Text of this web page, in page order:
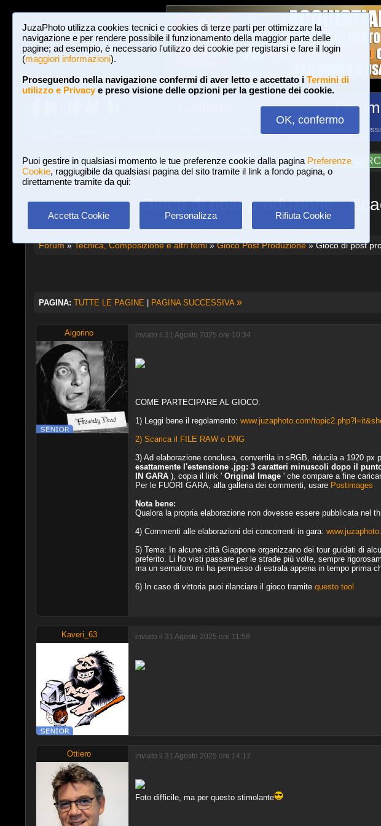
JuzaPhoto utilizza cookies tecnici e cookies di terze parti per ottimizzare la
navigazione e per rendere possibile il funzionamento della maggior parte delle
pagine; ad esempio, è necessario l'utilizzo dei cookie per registarsi e fare il login
(maggiori informazioni).
Proseguendo nella navigazione confermi di aver letto e accettato i Termini di
utilizzo e Privacye preso visione delle opzioni per la gestione dei cookie.
OK, confermo
Puoi gestire in qualsiasi momento le tue preferenze cookie dalla pagina Preferenze
Cookie, raggiugibile da qualsiasi pagina del sito tramite il link a fondo pagina, o
direttamente tramite da qui:
Accetta Cookie Personalizza Rifiuta Cookie
Forum
FORUM DI
Login Iscriviti a JuzaPhoto! A A ?AIUTO
Gioco di post produzione -
Forum»Tecnica, Composizione e altri temi»Gioco Post Produzione» Gioco di post
PAGINA: TUTTE LE PAGINE | PAGINA SUCCESSIVA »
Aigorino inviato il 31 Agosto 2025 ore 10:34
COME PARTECIPARE AL GIOCO:
1) Leggi bene il regolamento: www.juzaphoto.com/
2) Scarica il FILE RAW o DNG
3) Ad elaborazione conclusa, convertila in sRGB, riducila a 1920
esattamente l'estensione .jpg: 3 caratteri minuscoli dopo il
IN GARA), copia il link 'Original Image' che compare a fine
Per le FUORI GARA, alla galleria dei commenti, usare Postimages
Nota bene:
Qualora la propria elaborazione non dovesse essere pubblicata nel
4) Commenti alle elaborazioni dei concorrenti in gara:
5) Tema: In alcune città Giappone organizzano dei tour guidati di
preferito. Li ho visti passare per le strade più volte, sempre
ma un semaforo mi ha permesso di estrala appena in tempo prima
6) In caso di vittoria puoi rilanciare il gioco tramite questo tool
Kaveri_63 inviato il 31 Agosto 2025 ore 11:58
Ottiero inviato il 31 Agosto 2025 ore 14:17
Foto difficile, ma per questo stimolante